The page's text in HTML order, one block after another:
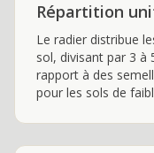
Répartition
Le radier distribue
sol, divisant par 3 à
rapport à des
pour les sols de